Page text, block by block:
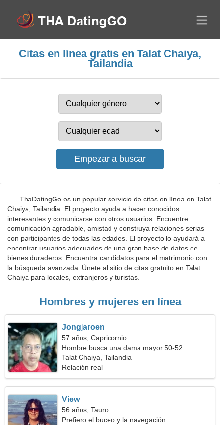
Citas en línea gratis en Talat Chaiya,
Tailandia
ThaDatingGo es un popular servicio de citas en línea en Talat
Chaiya, Tailandia. El proyecto ayuda a hacer conocidos
interesantes y comunicarse con otros usuarios. Encuentre
comunicación agradable, amistad y construya relaciones serias
con participantes de todas las edades. El proyecto lo ayudará a
encontrar usuarios adecuados de una gran base de datos de
bienes duraderos. Encuentra candidatos para el matrimonio con
la búsqueda avanzada. Únete al sitio de citas gratuito en Talat
Chaiya para locales, extranjeros y turistas.
Hombres y mujeres en línea
Jongjaroen
57 años, Capricornio
Hombre busca una dama mayor 50-52
Talat Chaiya, Tailandia
Relación real
View
56 años, Tauro
Prefiero el buceo y la navegación